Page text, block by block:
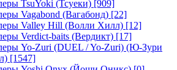
TsuYoki (Тсуеки) [909]
Vagabond (Вагабонд) [22]
Valley Hill (Волли Хилл) [12]
Verdict-baits (Вердикт) [17]
Yo-Zuri (DUEL / Yo-Zuri) (Ю-Зури
[1547]